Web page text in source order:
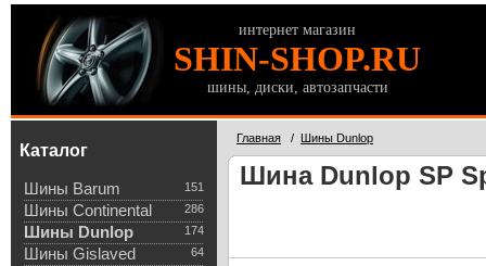
интернет магазин
SHIN-SHOP.RU
шины, диски, автозапчасти
Каталог
151
Шины Barum
286
Шины Continental
174
Шины Dunlop
64
Шины Gislaved
Главная / Шины Dunlop
Шина Dunlop SP